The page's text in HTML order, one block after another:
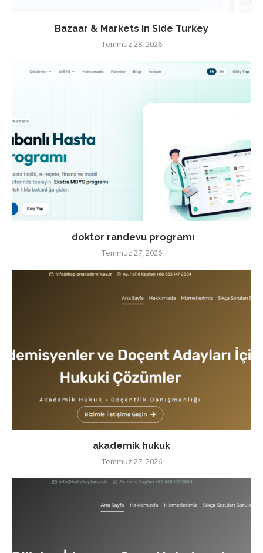
Bazaar & Markets in Side Turkey
Temmuz 28, 2026
doktor randevu programı
Temmuz 27, 2026
akademik hukuk
Temmuz 27, 2026